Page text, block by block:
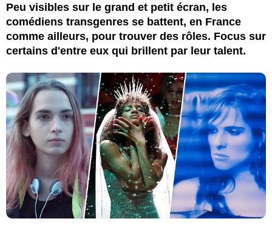
Peu visibles sur le grand et petit écran, les
comédiens transgenres se battent, en France
comme ailleurs, pour trouver des rôles. Focus sur
certains d'entre eux qui brillent par leur talent.